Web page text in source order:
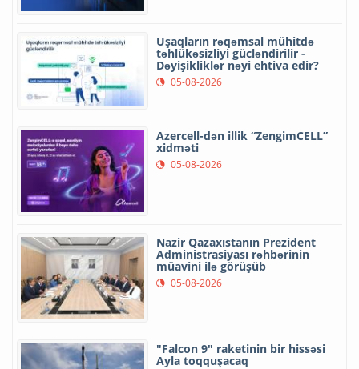
Uşaqların rəqəmsal mühitdə
təhlükəsizliyi gücləndirilir -
Dəyişikliklər nəyi ehtiva edir?
05-08-2026
Azercell-dən illik “ZengimCELL”
xidməti
05-08-2026
Nazir Qazaxıstanın Prezident
Administrasiyası rəhbərinin
müavini ilə görüşüb
05-08-2026
"Falcon 9" raketinin bir hissəsi
Ayla toqquşacaq